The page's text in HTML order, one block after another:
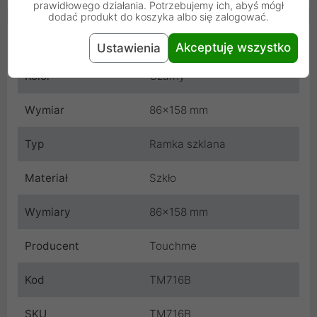
Cechy produktu
Kolor Czarny
Wymiar 86x158 mm
Typ Ramka szklana
Materiał Szkło
Wymiary 86x158 mm
Producent Touchme
Kod TM716B
SKU TM716B
prawidłowego działania. Potrzebujemy ich, abyś mógł
dodać produkt do koszyka albo się zalogować.
Ustawienia Akceptuję wszystko